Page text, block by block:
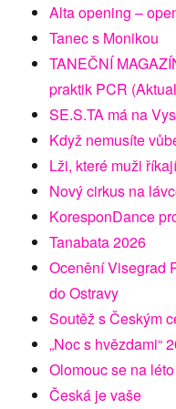
Alta opening –
Tanec s Monikou
TANEČNÍ
praktik PCR
SE.S.TA má na
Když nemusíte
Lži, které muži
Nový cirkus na
KoresponDance
Tanabata 2026
Ocenění Visegrad
do Ostravy
Soutěž s Českým
„Noc s hvězdami“
Olomouc se na
Česká je vaše